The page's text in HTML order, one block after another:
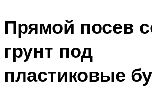
Прямой посев
грунт под
пластиковые